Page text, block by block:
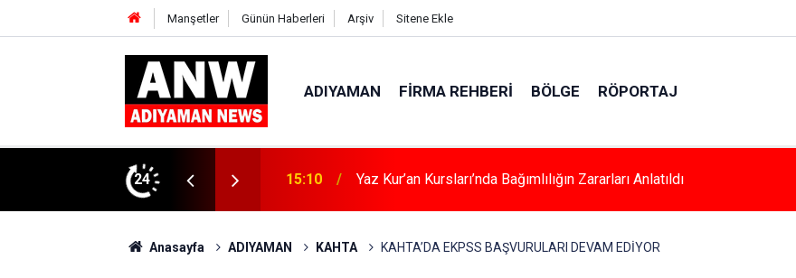
Manşetler Günün Haberleri Arşiv Sitene Ekle
ADIYAMAN FIRMA REHBERI BÖLGE RÖPORTAJ
24 15:04 Kahta’da Kadınlara Özel Yaşam Ve Yüzme Merkezi Yükseliyor
Anasayfa ADIYAMAN KAHTA KAHTA’DA EKPSS BAŞVURULARI DEVAM EDİYOR